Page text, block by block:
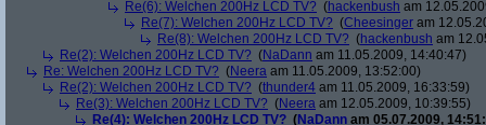
Re(6): Welchen 200Hz LCD TV? (hackenbush am
Re(7): Welchen 200Hz LCD TV? (Cheesinger am
Re(8): Welchen 200Hz LCD TV? (hackenbush am
Re(2): Welchen 200Hz LCD TV? (NaDann am 11.05.2009, 14:40:47)
Re: Welchen 200Hz LCD TV? (Neera am 11.05.2009, 13:52:00)
Re(2): Welchen 200Hz LCD TV? (thunder4 am 11.05.2009, 16:33:59)
Re(3): Welchen 200Hz LCD TV? (Neera am 12.05.2009, 10:39:55)
Re(4): Welchen 200Hz LCD TV? (NaDann am 05.07.2009,